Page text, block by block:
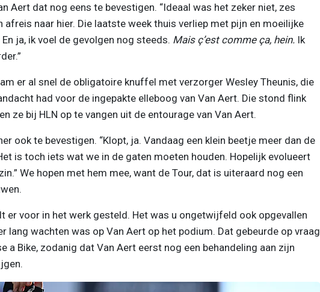
Aert dat nog eens te bevestigen. “Ideaal was het zeker niet, zes
afreis naar hier. Die laatste week thuis verliep met pijn en moeilijke
ja, ik voel de gevolgen nog steeds. Mais ç’est comme ça, hein. Ik
er al snel de obligatoire knuffel met verzorger Wesley Theunis, die
had voor de ingepakte elleboog van Van Aert. Die stond flink
ze bij HLN op te vangen uit de entourage van Van Aert.
ook te bevestigen. “Klopt, ja. Vandaag een klein beetje meer dan de
is toch iets wat we in de gaten moeten houden. Hopelijk evolueert
We hopen met hem mee, want de Tour, dat is uiteraard nog een
er voor in het werk gesteld. Het was u ongetwijfeld ook opgevallen
lang wachten was op Van Aert op het podium. Dat gebeurde op vraag
a Bike, zodanig dat Van Aert eerst nog een behandeling aan zijn